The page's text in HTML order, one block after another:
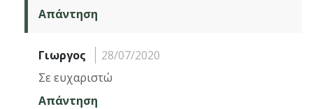
Απάντηση
Γιωργος
28/07/2020
Σε ευχαριστώ
Απάντηση